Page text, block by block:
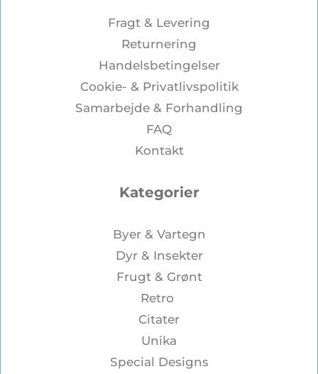
Fragt & Levering
Returnering
Handelsbetingelser
Cookie- & Privatlivspolitik
Samarbejde & Forhandling
FAQ
Kontakt
Kategorier
Byer & Vartegn
Dyr & Insekter
Frugt & Grønt
Retro
Citater
Unika
Special Designs